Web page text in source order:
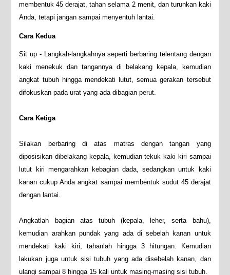
membentuk 45 derajat, tahan selama 2 menit, dan turunkan kaki
Anda, tetapi jangan sampai menyentuh lantai.
Cara Kedua
Sit up - Langkah-langkahnya seperti berbaring telentang dengan
kaki menekuk dan tangannya di belakang kepala, kemudian
angkat tubuh hingga mendekati lutut, semua gerakan tersebut
difokuskan pada urat yang ada dibagian perut.
Cara Ketiga
Silakan berbaring di atas matras dengan tangan yang
diposisikan dibelakang kepala, kemudian tekuk kaki kiri sampai
lutut kiri mengarahkan kebagian dada, sedangkan untuk kaki
kanan cukup Anda angkat sampai membentuk sudut 45 derajat
dengan lantai.
Angkatlah bagian atas tubuh (kepala, leher, serta bahu),
kemudian arahkan pundak yang ada di sebelah kanan untuk
mendekati kaki kiri, tahanlah hingga 3 hitungan. Kemudian
lakukan juga untuk sisi tubuh yang ada disebelah kanan, dan
ulangi sampai 8 hingga 15 kali untuk masing-masing sisi tubuh.